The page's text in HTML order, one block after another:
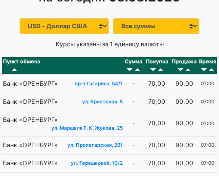
Курсы указаны за 1 единицу валюты
Пункт обмена Сумма Покупка Продажа Время
Банк «ОРЕНБУРГ» пр-т Гагарина, 54/1 - 70,00 90,00 07:00
Банк «ОРЕНБУРГ» ул. Брестская, 5 - 70,00 90,00 07:00
Банк «ОРЕНБУРГ»
ул. Маршала Г. K. Жукова, 25
- 70,00 90,00 07:00
Банк «ОРЕНБУРГ» ул. Пролетарская, 261 - 70,00 90,00 07:00
Банк «ОРЕНБУРГ» ул. Терешковой, 10/2 - 70,00 90,00 07:00